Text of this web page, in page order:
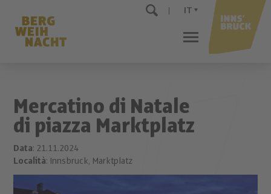
IT
Mercatino di Natale
di piazza Marktplatz
Data: 21.11.2024
Località: Innsbruck, Marktplatz